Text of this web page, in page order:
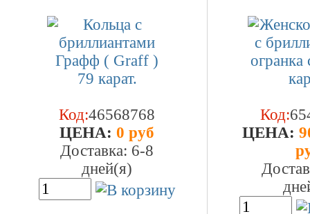
Код:46568768
ЦEHA: 0 руб
Доставка: 6-8
дней(я)
Код:
ЦEHA: